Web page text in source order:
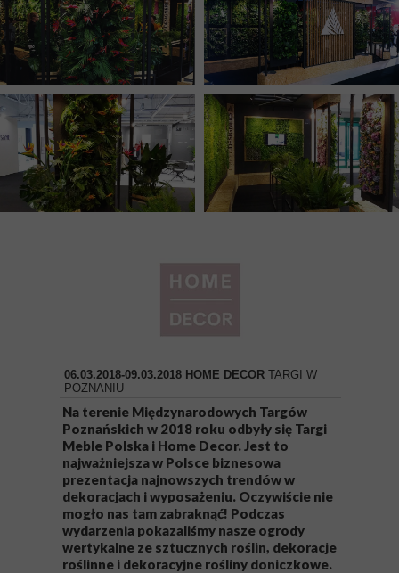
06.03.2018-09.03.2018 HOME DECOR TARGI W
POZNANIU
Na terenie Międzynarodowych Targów
Poznańskich w 2018 roku odbyły się Targi
Meble Polska i Home Decor. Jest to
najważniejsza w Polsce biznesowa
prezentacja najnowszych trendów w
dekoracjach i wyposażeniu. Oczywiście nie
mogło nas tam zabraknąć! Podczas
wydarzenia pokazaliśmy nasze ogrody
wertykalne ze sztucznych roślin, dekoracje
roślinne i dekoracyjne rośliny doniczkowe.